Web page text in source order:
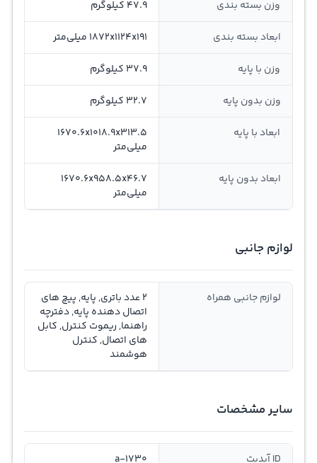
وزن بسته بندی 47.9 کیلوگرم
ابعاد بسته بندی 1872x1124x‎191 میلی‌متر
وزن با پایه 37.9 کیلوگرم
وزن بدون پایه 32.7 کیلوگرم
ابعاد با پایه
1670.6‎x1018.9x313.5
میلی‌متر
ابعاد بدون پایه
‎1670.6‎x958.5x46.7
میلی‌متر
لوازم جانبی
لوازم جانبی همراه
2 عدد باتری, پایه, پیچ های
اتصال دهنده پایه, دفترچه
راهنما, ریموت کنترل, کابل
های اتصال, کنترل
هوشمند
سایر مشخصات
ID آپدیت a-1730